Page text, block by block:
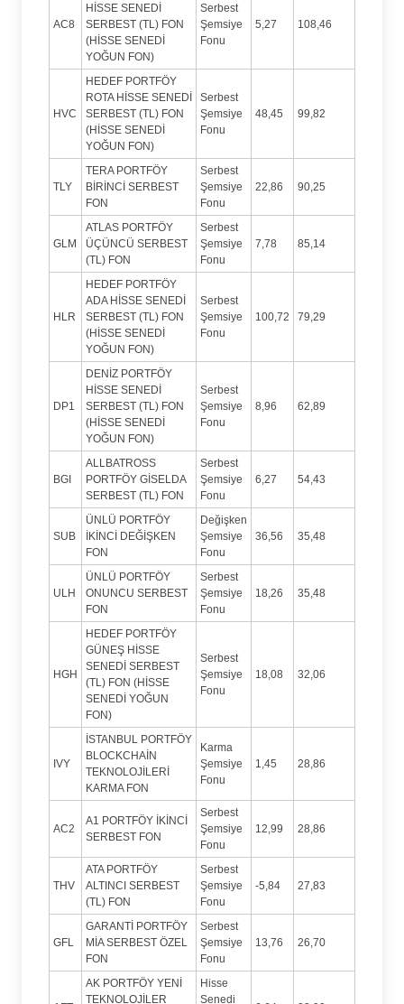
AC8
HİSSE SENEDİ
SERBEST (TL) FON
(HİSSE SENEDİ
YOĞUN FON)
Serbest
Şemsiye
Fonu
5,27 108,46
HVC
HEDEF PORTFÖY
ROTA HİSSE SENEDİ
SERBEST (TL) FON
(HİSSE SENEDİ
YOĞUN FON)
Serbest
Şemsiye
Fonu
48,45 99,82
TLY
TERA PORTFÖY
BİRİNCİ SERBEST
FON
Serbest
Şemsiye
Fonu
22,86 90,25
GLM
ATLAS PORTFÖY
ÜÇÜNCÜ SERBEST
(TL) FON
Serbest
Şemsiye
Fonu
7,78 85,14
HLR
HEDEF PORTFÖY
ADA HİSSE SENEDİ
SERBEST (TL) FON
(HİSSE SENEDİ
YOĞUN FON)
Serbest
Şemsiye
Fonu
100,72 79,29
DP1
DENİZ PORTFÖY
HİSSE SENEDİ
SERBEST (TL) FON
(HİSSE SENEDİ
YOĞUN FON)
Serbest
Şemsiye
Fonu
8,96 62,89
BGI
ALLBATROSS
PORTFÖY GİSELDA
SERBEST (TL) FON
Serbest
Şemsiye
Fonu
6,27 54,43
SUB
ÜNLÜ PORTFÖY
İKİNCİ DEĞİŞKEN
FON
Değişken
Şemsiye
Fonu
36,56 35,48
ULH
ÜNLÜ PORTFÖY
ONUNCU SERBEST
FON
Serbest
Şemsiye
Fonu
18,26 35,48
HGH
HEDEF PORTFÖY
GÜNEŞ HİSSE
SENEDİ SERBEST
(TL) FON (HİSSE
SENEDİ YOĞUN
FON)
Serbest
Şemsiye
Fonu
18,08 32,06
IVY
İSTANBUL PORTFÖY
BLOCKCHAİN
TEKNOLOJİLERİ
KARMA FON
Karma
Şemsiye
Fonu
1,45 28,86
AC2
A1 PORTFÖY İKİNCİ
SERBEST FON
Serbest
Şemsiye
Fonu
12,99 28,86
THV
ATA PORTFÖY
ALTINCI SERBEST
(TL) FON
Serbest
Şemsiye
Fonu
-5,84 27,83
GFL
GARANTİ PORTFÖY
MİA SERBEST ÖZEL
FON
Serbest
Şemsiye
Fonu
13,76 26,70
AK PORTFÖY YENİ
TEKNOLOJİLER
Hisse
Senedi